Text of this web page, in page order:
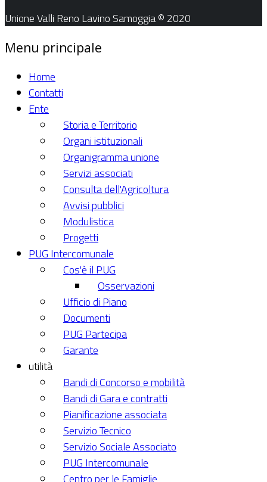
Unione Valli Reno Lavino Samoggia © 2020
Menu principale
Home
Contatti
Ente
Storia e Territorio
Organi istituzionali
Organigramma unione
Servizi associati
Consulta dell'Agricoltura
Avvisi pubblici
Modulistica
Progetti
PUG Intercomunale
Cos'è il PUG
Osservazioni
Ufficio di Piano
Documenti
PUG Partecipa
Garante
utilità
Bandi di Concorso e mobilità
Bandi di Gara e contratti
Pianificazione associata
Servizio Tecnico
Servizio Sociale Associato
PUG Intercomunale
Centro per le Famiglie